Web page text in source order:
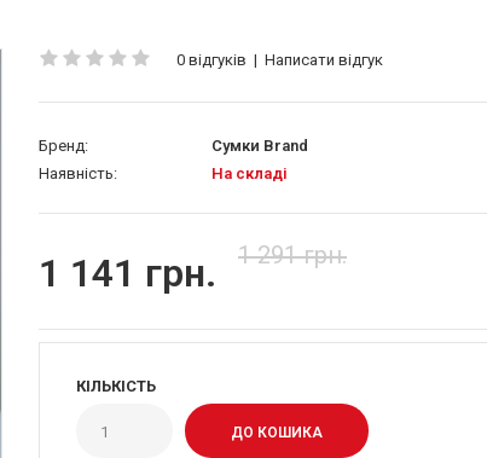
0 відгуків | Написати відгук
Бренд:
Сумки Brand
Наявність:
На складі
1 141 грн. 1 291 грн.
КІЛЬКІСТЬ